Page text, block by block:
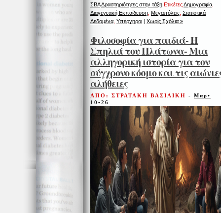
ΣΒΑΔραστηριότητες στην τάξη ΕτικέτεςΔημογραφία
Διαγεγεακή Εκπαίδευση Μεγαπόλεις Στατιστικά
Δεδομένα Υπέργηροι | Χωρίς Σχόλια »
Φιλοσοφία για παιδιά- Η
Σπηλιά του Πλάτωνα- Μια
αλληγορική ιστορία για τον
σύγχρονο κόσμο και τις
αλήθειες
ΑΠΟ: ΣΤΡΑΤΑΚΗ ΒΑΣΙΛΙΚΗ - Μαρ•
10•26